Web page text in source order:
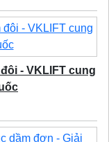
- VKLIFT cung